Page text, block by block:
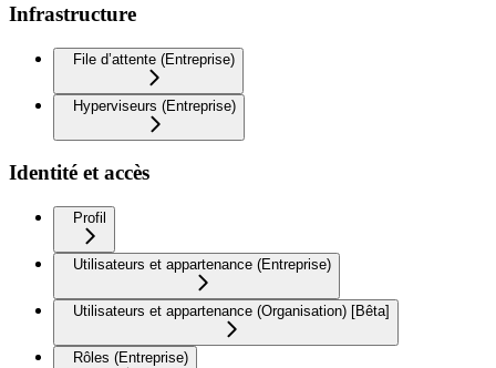
Infrastructure
File d’attente (Entreprise)
Hyperviseurs (Entreprise)
Identité et accès
Profil
Utilisateurs et appartenance (Entreprise)
Utilisateurs et appartenance (Organisation) [Bêta]
Rôles (Entreprise)